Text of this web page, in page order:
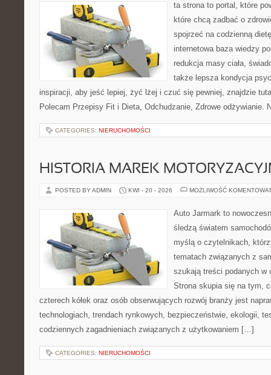
ta strona to portal, które
które chcą zadbać o
spojrzeć na codzienną
internetowa baza wiedzy
redukcja masy ciała,
także lepsza kondycja
inspiracji, aby jeść lepiej, żyć lżej i czuć się pewniej, znajdzie
Polecam Przepisy Fit i Dieta, Odchudzanie, Zdrowe odżywianie.
CATEGORIES: NIERUCHOMOŚCI
HISTORIA MAREK
POSTED BY ADMIN KWI - 20 - 2026 MOŻLIWOŚĆ
Auto Jarmark to
śledzą światem
myślą o czytelnikach,
tematach związanych z
szukają treści podanych
Strona skupia się na tym,
czterech kółek oraz osób obserwujących rozwój branży jest
technologiach, trendach rynkowych, bezpieczeństwie, ekologii,
codziennych zagadnieniach związanych z użytkowaniem […]
CATEGORIES: NIERUCHOMOŚCI